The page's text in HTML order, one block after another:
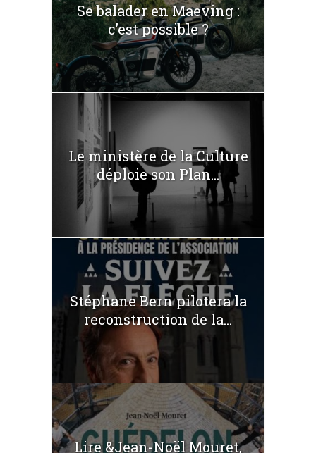
Se balader en Maeving :
c’est possible ?
Le ministère de la Culture
déploie son Plan...
Stéphane Bern pilotera la
reconstruction de la...
Lire &Jean-Noël Mouret,